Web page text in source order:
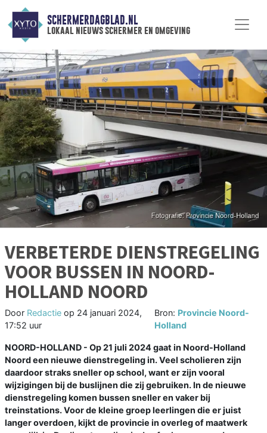
SCHERMERDAGBLAD.NL
lokaal nieuws schermer en omgeving
VERBETERDE DIENSTREGELING
VOOR BUSSEN IN NOORD-
HOLLAND NOORD
Door Redactie op 24 januari 2024,
17:52 uur
Bron: Provincie Noord-
Holland
NOORD-HOLLAND - Op 21 juli 2024 gaat in Noord-Holland
Noord een nieuwe dienstregeling in. Veel scholieren zijn
daardoor straks sneller op school, want er zijn vooral
wijzigingen bij de buslijnen die zij gebruiken. In de nieuwe
dienstregeling komen bussen sneller en vaker bij
treinstations. Voor de kleine groep leerlingen die er juist
langer overdoen, kijkt de provincie in overleg of maatwerk